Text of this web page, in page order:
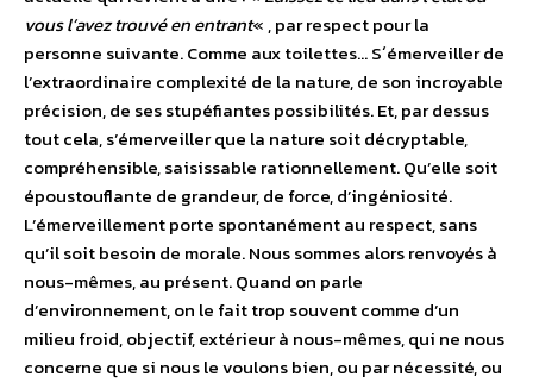
vous l’avez trouvé en entrant« , par respect pour la
personne suivante. Comme aux toilettes… S´émerveiller de
l’extraordinaire complexité de la nature, de son incroyable
précision, de ses stupéfiantes possibilités. Et, par dessus
tout cela, s’émerveiller que la nature soit décryptable,
compréhensible, saisissable rationnellement. Qu’elle soit
époustouflante de grandeur, de force, d’ingéniosité.
L’émerveillement porte spontanément au respect, sans
qu’il soit besoin de morale. Nous sommes alors renvoyés à
nous-mêmes, au présent. Quand on parle
d’environnement, on le fait trop souvent comme d’un
milieu froid, objectif, extérieur à nous-mêmes, qui ne nous
concerne que si nous le voulons bien, ou par nécessité, ou